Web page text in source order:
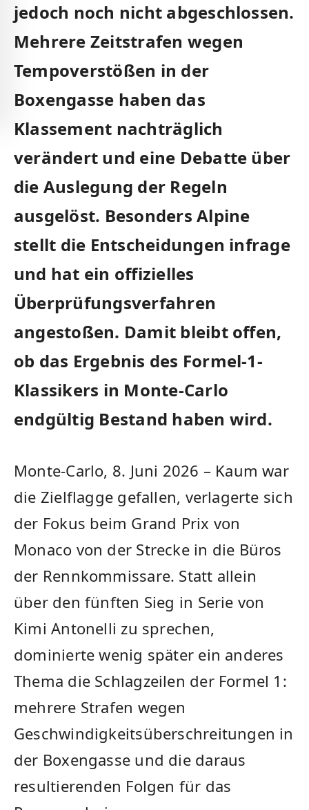
jedoch noch nicht abgeschlossen.
Mehrere Zeitstrafen wegen
Tempoverstößen in der
Boxengasse haben das
Klassement nachträglich
verändert und eine Debatte über
die Auslegung der Regeln
ausgelöst. Besonders Alpine
stellt die Entscheidungen infrage
und hat ein offizielles
Überprüfungsverfahren
angestoßen. Damit bleibt offen,
ob das Ergebnis des Formel-1-
Klassikers in Monte-Carlo
endgültig Bestand haben wird.
Monte-Carlo, 8. Juni 2026 – Kaum war
die Zielflagge gefallen, verlagerte sich
der Fokus beim Grand Prix von
Monaco von der Strecke in die Büros
der Rennkommissare. Statt allein
über den fünften Sieg in Serie von
Kimi Antonelli zu sprechen,
dominierte wenig später ein anderes
Thema die Schlagzeilen der Formel 1:
mehrere Strafen wegen
Geschwindigkeitsüberschreitungen in
der Boxengasse und die daraus
resultierenden Folgen für das